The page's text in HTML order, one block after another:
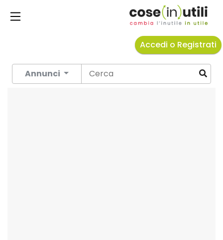
Accedi o Registrati
Annunci